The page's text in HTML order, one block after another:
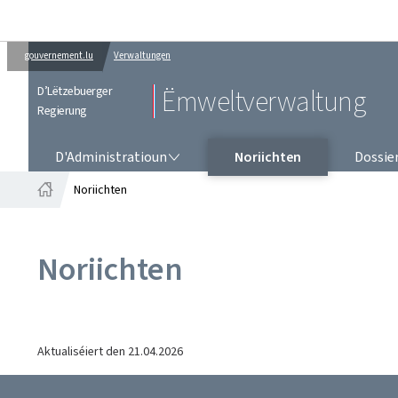
gouvernement.lu Verwaltungen
D’Lëtzebuerger
Regierung
Ëmweltverwaltung
D'Administratioun Noriichten
Noriichten
Noriichten
Aktualiséiert den 21.04.2026